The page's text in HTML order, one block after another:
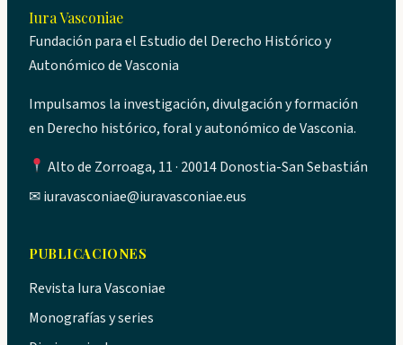
Iura Vasconiae
Fundación para el Estudio del Derecho Histórico y
Autonómico de Vasconia
Impulsamos la investigación, divulgación y formación
en Derecho histórico, foral y autonómico de Vasconia.
Alto de Zorroaga, 11 · 20014 Donostia-San Sebastián
✉iuravasconiae@iuravasconiae.eus
PUBLICACIONES
Revista Iura Vasconiae
Monografías y series